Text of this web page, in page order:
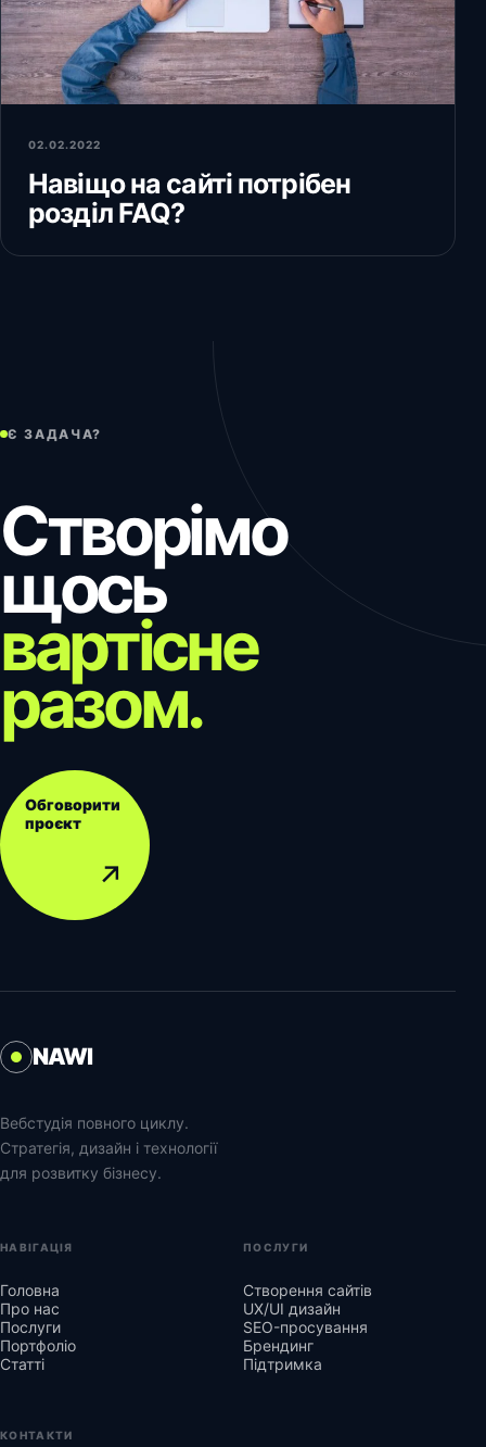
02.02.2022
Навіщо на сайті потрібен
розділ FAQ?
Є ЗАДАЧА?
Створімо
щось
вартісне
разом.
Обговорити
проєкт
↗
NAWI
Вебстудія повного циклу.
Стратегія, дизайн і технології
для розвитку бізнесу.
НАВІГАЦІЯ
Головна
Про нас
Послуги
Портфоліо
Статті
ПОСЛУГИ
Створення сайтів
UX/UI дизайн
SEO-просування
Брендинг
Підтримка
КОНТАКТИ